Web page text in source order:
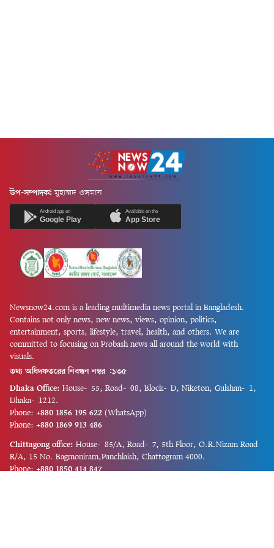
উপ-সম্পাদকঃ মুহাম্মদ ওসমান
Android app on
Google Play
Available on the
App Store
Newsnow24.com is a leading multimedia news portal in Bangladesh.
Contains not only news, new news, views, opinion, politics,
entertainment, sports, lifestyle, travel, health, and others. We are
committed to focusing on Probash news all around the world with
visuals.
তথ্য অধিদফতরের নিবন্ধন নম্বর :১৩৫
Dhaka Office: House-55, Road-08, Block-D, Niketon, Gulshan-1,
Dhaka-1212.
Phone: +880 1856 195 622 (WhatsApp)
Phone: +880 1869 913 486
Chittagong office: House-85/A, Road-7, 5th Floor, O.R.Nizam Road
R/A, 15 No. Bagmoniram,Panchlaish, Chattogram 4000.
Phone: +880 1850 414 847